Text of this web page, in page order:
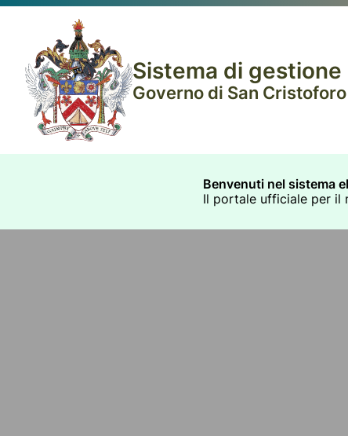
Sistema di
Governo di San
Benvenuti nel sistema
Il portale ufficiale per il